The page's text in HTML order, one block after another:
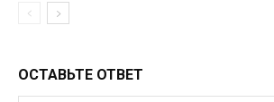
ОСТАВЬТЕ ОТВЕТ